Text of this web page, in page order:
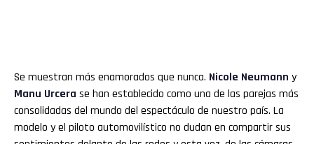
Se muestran más enamorados que nunca. Nicole Neumann y
Manu Urcera se han establecido como una de las parejas más
consolidadas del mundo del espectáculo de nuestro país. La
modelo y el piloto automovilístico no dudan en compartir sus